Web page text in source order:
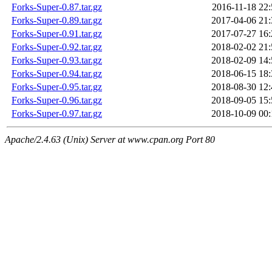
Forks-Super-0.87.tar.gz
2016-11-18
Forks-Super-0.89.tar.gz
2017-04-06
Forks-Super-0.91.tar.gz
2017-07-27
Forks-Super-0.92.tar.gz
2018-02-02
Forks-Super-0.93.tar.gz
2018-02-09
Forks-Super-0.94.tar.gz
2018-06-15
Forks-Super-0.95.tar.gz
2018-08-30
Forks-Super-0.96.tar.gz
2018-09-05
Forks-Super-0.97.tar.gz
2018-10-09
Apache/2.4.63 (Unix) Server at www.cpan.org Port 80